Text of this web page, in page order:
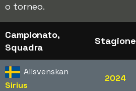
o torneo.
Campionato,
Squadra
Stagione
Allsvenskan
Sirius
2024